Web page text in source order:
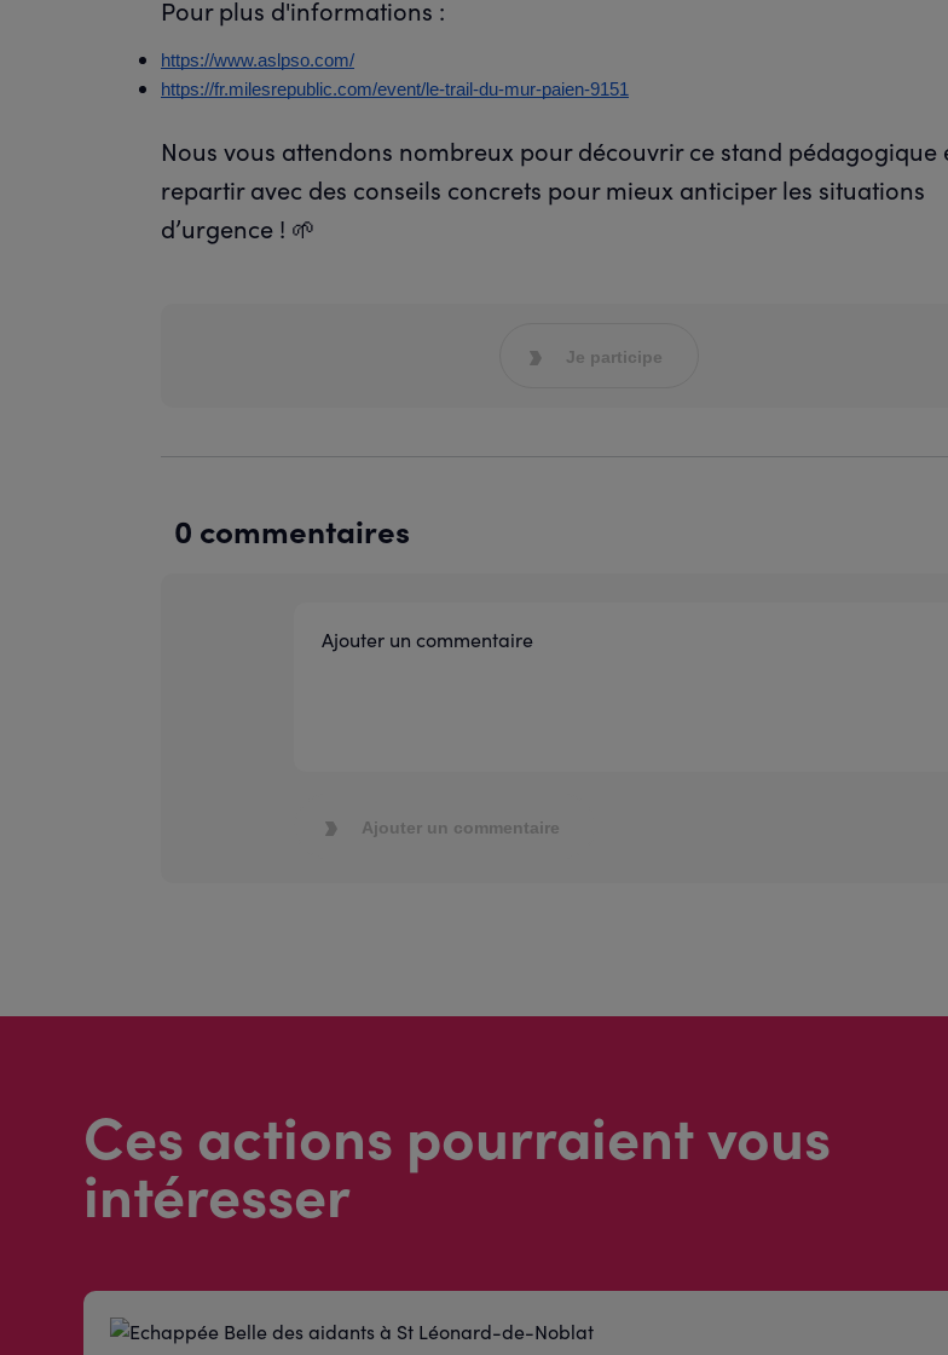
Pour plus d'informations :
https://www.aslpso.com/
https://fr.milesrepublic.com/event/le-trail-du-mur-paien-9151
Nous vous attendons nombreux pour découvrir ce stand pédagogique
repartir avec des conseils concrets pour mieux anticiper les situations
d’urgence ! 🌱
Je participe
0 commentaires
Ajouter un commentaire
Ces actions pourraient vous
intéresser